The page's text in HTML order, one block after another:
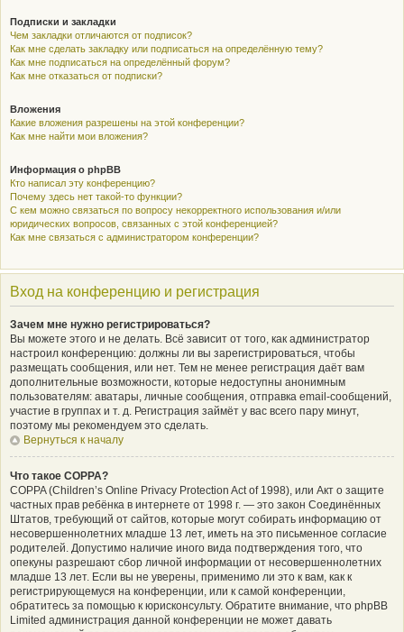
Подписки и закладки
Чем закладки отличаются от подписок?
Как мне сделать закладку или подписаться на определённую тему?
Как мне подписаться на определённый форум?
Как мне отказаться от подписки?
Вложения
Какие вложения разрешены на этой конференции?
Как мне найти мои вложения?
Информация о phpBB
Кто написал эту конференцию?
Почему здесь нет такой-то функции?
С кем можно связаться по вопросу некорректного использования и/или
юридических вопросов, связанных с этой конференцией?
Как мне связаться с администратором конференции?
Вход на конференцию и регистрация
Зачем мне нужно регистрироваться?
Вы можете этого и не делать. Всё зависит от того, как администратор
настроил конференцию: должны ли вы зарегистрироваться, чтобы
размещать сообщения, или нет. Тем не менее регистрация даёт вам
дополнительные возможности, которые недоступны анонимным
пользователям: аватары, личные сообщения, отправка email-сообщений,
участие в группах и т. д. Регистрация займёт у вас всего пару минут,
поэтому мы рекомендуем это сделать.
Вернуться к началу
Что такое COPPA?
COPPA (Children’s Online Privacy Protection Act of 1998), или Акт о защите
частных прав ребёнка в интернете от 1998 г. — это закон Соединённых
Штатов, требующий от сайтов, которые могут собирать информацию от
несовершеннолетних младше 13 лет, иметь на это письменное согласие
родителей. Допустимо наличие иного вида подтверждения того, что
опекуны разрешают сбор личной информации от несовершеннолетних
младше 13 лет. Если вы не уверены, применимо ли это к вам, как к
регистрирующемуся на конференции, или к самой конференции,
обратитесь за помощью к юрисконсульту. Обратите внимание, что phpBB
Limited администрация данной конференции не может давать